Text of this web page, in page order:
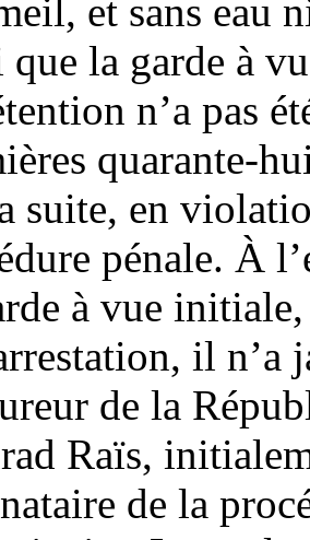
et sans eau
que la garde à
n’a pas
quarante-
suite, en
pénale. À
à vue
il n’a
de la
Raïs,
de la